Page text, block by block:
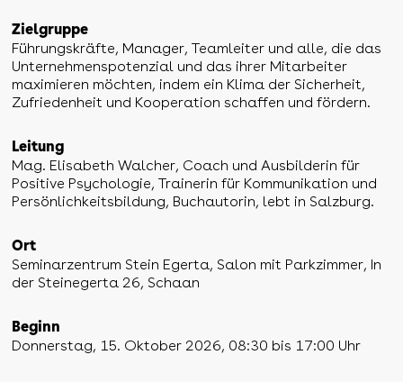
Zielgruppe
Führungskräfte, Manager, Teamleiter und alle, die das
Unternehmenspotenzial und das ihrer Mitarbeiter
maximieren möchten, indem ein Klima der Sicherheit,
Zufriedenheit und Kooperation schaffen und fördern.
Leitung
Mag. Elisabeth Walcher, Coach und Ausbilderin für
Positive Psychologie, Trainerin für Kommunikation und
Persönlichkeitsbildung, Buchautorin, lebt in Salzburg.
Ort
Seminarzentrum Stein Egerta, Salon mit Parkzimmer, In
der Steinegerta 26, Schaan
Beginn
Donnerstag, 15. Oktober 2026, 08:30 bis 17:00 Uhr